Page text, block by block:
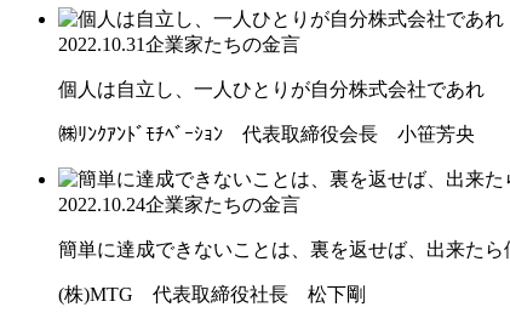
2022.10.31企業家たちの金言
個人は自立し、一人ひとりが自分株式会社であれ
㈱ﾘﾝｸｱﾝﾄﾞﾓﾁﾍﾞｰｼｮﾝ 代表取締役会長 小笹芳央
2022.10.24企業家たちの金言
簡単に達成できないことは、裏を返せば、出来たら
(株)MTG 代表取締役社長 松下剛